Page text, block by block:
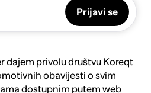
Prijavi se
dajem privolu društvu Koreqt
obavijesti o svim
dostupnim putem web